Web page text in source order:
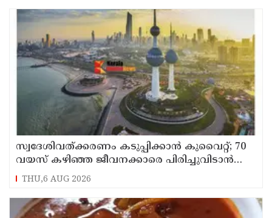
സ്വദേശിവത്ക്കരണം കടുപ്പിക്കാന്‍ കുവൈറ്റ്; 70
വയസ് കഴിഞ്ഞ ജീവനക്കാരെ പിരിച്ചുവിടാന്‍
തീരുമാനം
THU,6 AUG 2026